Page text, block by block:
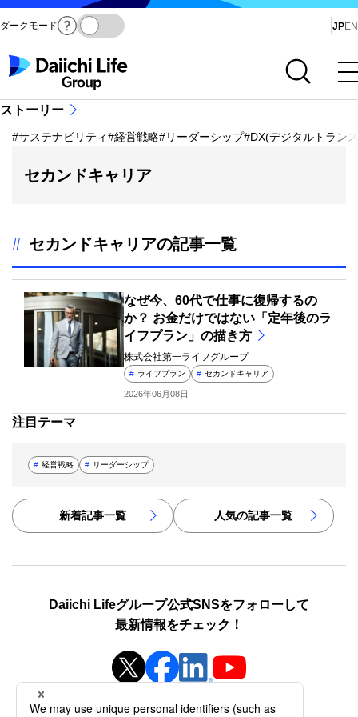
ダークモード JPEN
サイト内検索を開く
メインメニューを開く
ストーリー
#サステナビリティ#経営戦略#リーダーシップ#DX(デジタルトラン
セカンドキャリア
# セカンドキャリアの記事一覧
なぜ今、60代で仕事に復帰するの
か？ お金だけではない「定年後のラ
イフプラン」の描き方
株式会社第一ライフグループ
# ライフプラン # セカンドキャリア
2026年06月08日
注目テーマ
# 経営戦略 # リーダーシップ
新着記事一覧 人気の記事一覧
Daiichi Lifeグループ公式SNSをフォローして
最新情報をチェック！
新規ウィンドウを開きます
新規ウィンドウを開きます
新規ウィンドウを開きます
新規ウィンドウを開